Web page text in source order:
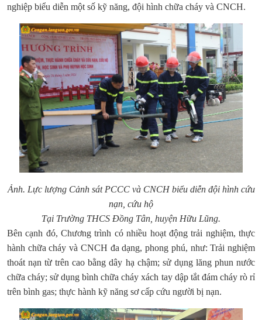
nghiệp biểu diễn một số kỹ năng, đội hình chữa cháy và CNCH.
Ảnh. Lực lượng Cảnh sát PCCC và CNCH biểu diễn đội hình cứu
nạn, cứu hộ
Tại Trường THCS Đồng Tân, huyện Hữu Lũng.
Bên cạnh đó, Chương trình có nhiều hoạt động trải nghiệm, thực
hành chữa cháy và CNCH đa dạng, phong phú, như: Trải nghiệm
thoát nạn từ trên cao bằng dây hạ chậm; sử dụng lăng phun nước
chữa cháy; sử dụng bình chữa cháy xách tay dập tắt đám cháy rò rỉ
trên bình gas; thực hành kỹ năng sơ cấp cứu người bị nạn.